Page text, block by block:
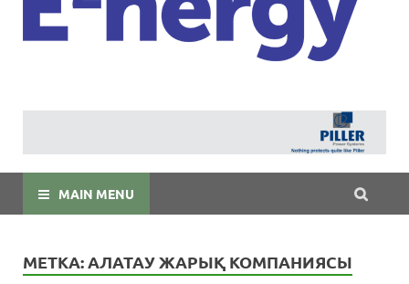
MAIN MENU
МЕТКА:АЛАТАУ ЖАРЫҚ КОМПАНИЯСЫ